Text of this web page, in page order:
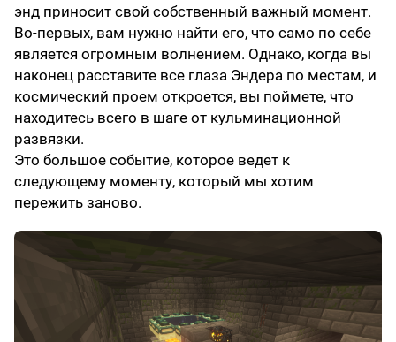
энд приносит свой собственный важный момент.
Во-первых, вам нужно найти его, что само по себе
является огромным волнением. Однако, когда вы
наконец расставите все глаза Эндера по местам, и
космический проем откроется, вы поймете, что
находитесь всего в шаге от кульминационной
развязки.
Это большое событие, которое ведет к
следующему моменту, который мы хотим
пережить заново.